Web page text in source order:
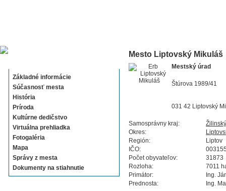
Základné informácie
Súčasnosť mesta
História
Príroda
Kultúrne dedičstvo
Virtuálna prehliadka
Fotogaléria
Mapa
Správy z mesta
Dokumenty na stiahnutie
Mesto Liptovský Mikuláš
Mestský úrad
Štúrova 1989/41
031 42 Liptovský
Samosprávny kraj:
Žilinský
Okres:
Región:
Liptov
IČO:
Počet obyvateľov:
31873
Rozloha:
7011
Primátor:
Ing.
Prednosta:
Ing.